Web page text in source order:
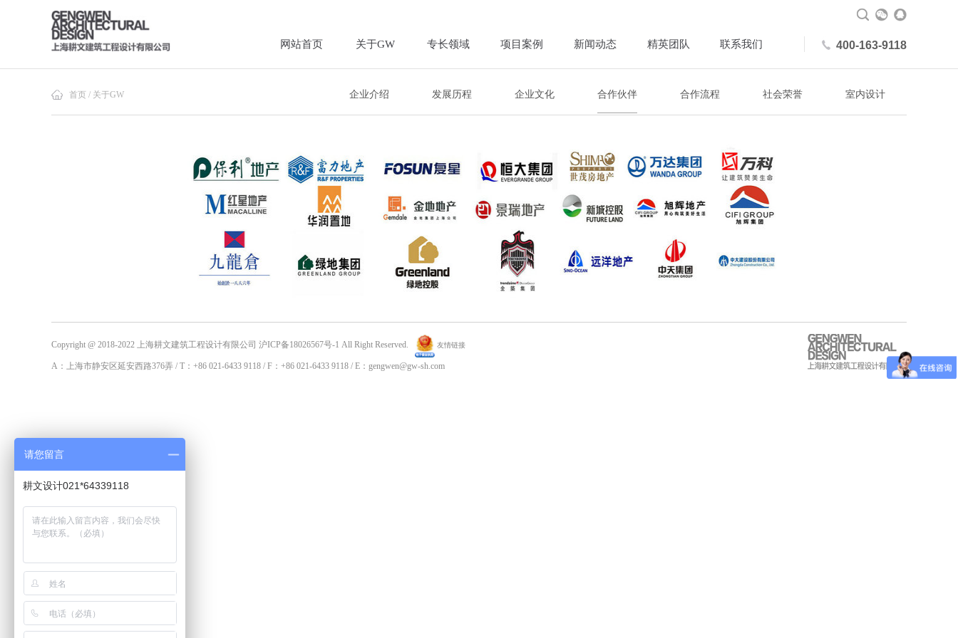
网站首页 关于GW 专长领域 项目案例 新闻动态 精英团队 联系我们 400-163-9118
首页 / 关于GW 企业介绍 发展历程 企业文化 合作伙伴 合作流程 社会荣誉 室内设计
Copyright @ 2018-2022 上海耕文建筑工程设计有限公司 沪ICP备18026567号-1 All Right Reserved. 友情链接
A：上海市静安区延安西路376弄 / T：+86 021-6433 9118 / F：+86 021-6433 9118 / E：gengwen@gw-sh.com
请您留言
耕文设计021*64339118